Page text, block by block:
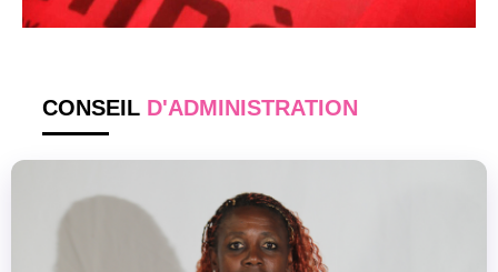
CONSEIL D'ADMINISTRATION